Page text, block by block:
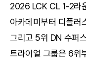
2026 LCK CL 1-2라
아카데미부터 디플러
그리고 5위 DN 수퍼
트라이얼 그룹은 6위